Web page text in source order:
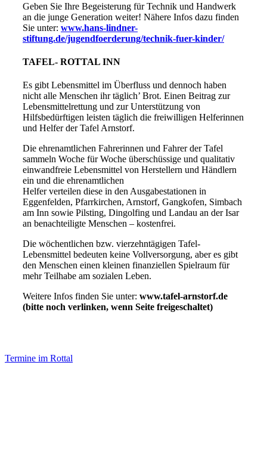
Geben Sie Ihre Begeisterung für Technik und Handwerk
an die junge Generation weiter! Nähere Infos dazu finden
Sie unter: www.hans-lindner-
stiftung.de/jugendfoerderung/technik-fuer-kinder/
TAFEL- ROTTAL INN
Es gibt Lebensmittel im Überfluss und dennoch haben
nicht alle Menschen ihr täglich’ Brot. Einen Beitrag zur
Lebensmittelrettung und zur Unterstützung von
Hilfsbedürftigen leisten täglich die freiwilligen Helferinnen
und Helfer der Tafel Arnstorf.
Die ehrenamtlichen Fahrerinnen und Fahrer der Tafel
sammeln Woche für Woche überschüssige und qualitativ
einwandfreie Lebensmittel von Herstellern und Händlern
ein und die ehrenamtlichen
Helfer verteilen diese in den Ausgabestationen in
Eggenfelden, Pfarrkirchen, Arnstorf, Gangkofen, Simbach
am Inn sowie Pilsting, Dingolfing und Landau an der Isar
an benachteiligte Menschen – kostenfrei.
Die wöchentlichen bzw. vierzehntägigen Tafel-
Lebensmittel bedeuten keine Vollversorgung, aber es gibt
den Menschen einen kleinen finanziellen Spielraum für
mehr Teilhabe am sozialen Leben.
Weitere Infos finden Sie unter: www.tafel-arnstorf.de
(bitte noch verlinken, wenn Seite freigeschaltet)
Termine im Rottal